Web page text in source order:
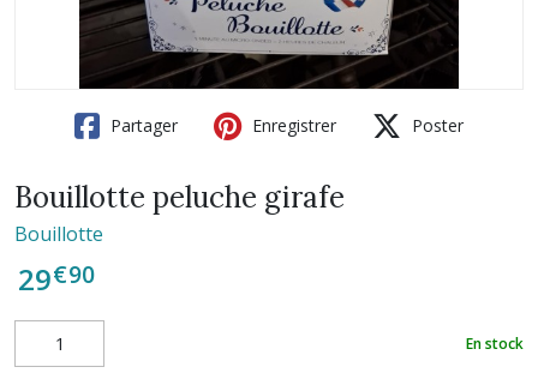
Partager Enregistrer Poster
Bouillotte peluche girafe
Bouillotte
29€90
En stock